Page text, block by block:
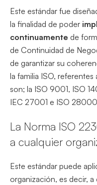
Este estándar fue
la finalidad de poder
continuamente de
de Continuidad de
de garantizar su
la familia ISO,
son; la ISO 9001, ISO
IEC 27001 e ISO
La Norma ISO
a cualquier
Este estándar puede
organización, es decir,